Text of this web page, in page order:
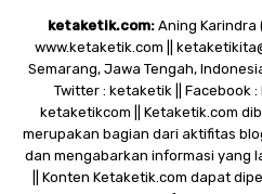
ketaketik.com: Aning Karindra
www.ketaketik.com ||
Semarang, Jawa Tengah,
Twitter : ketaketik || Facebook
ketaketikcom || Ketaketik.com
merupakan bagian dari aktifitas
dan mengabarkan informasi yang
|| Konten Ketaketik.com dapat